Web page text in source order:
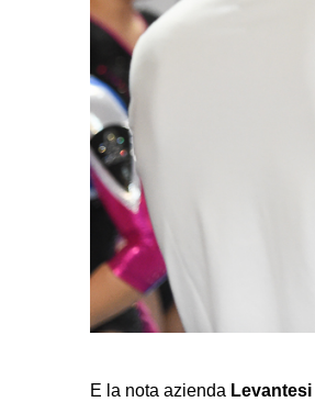
E la nota azienda Levantesi